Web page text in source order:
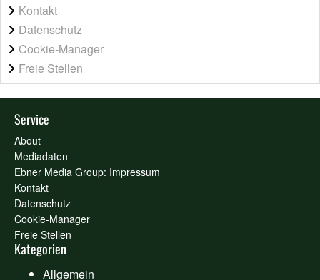
Kontakt
Datenschutz
Cookie-Manager
Freie Stellen
Service
About
Mediadaten
Ebner Media Group: Impressum
Kontakt
Datenschutz
Cookie-Manager
Freie Stellen
Kategorien
Allgemein